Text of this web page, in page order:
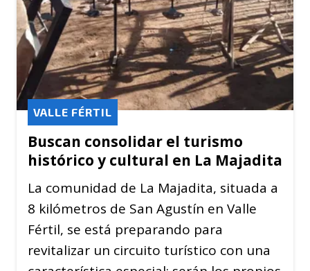
Buscan consolidar el turismo
histórico y cultural en La Majadita
VALLE FÉRTIL
La comunidad de La Majadita, situada a
8 kilómetros de San Agustín en Valle
Fértil, se está preparando para
revitalizar un circuito turístico con una